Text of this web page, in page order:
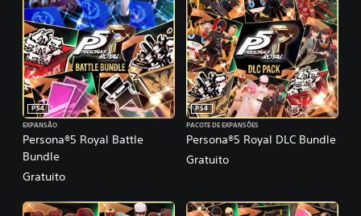
Persona®5 Royal Battle
Bundle
PS4
EXPANSÃO
Gratuito
Persona®5 Royal DLC Bundle
PS4
PACOTE DE EXPANSÕES
Gratuito